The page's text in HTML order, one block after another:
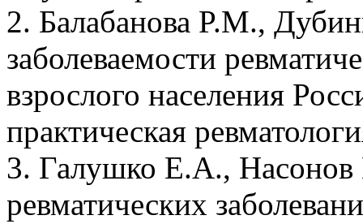
2. Балабанова P.M.,
заболеваемости
взрослого населения
практическая
3. Галушко E.A., Насонов
ревматических